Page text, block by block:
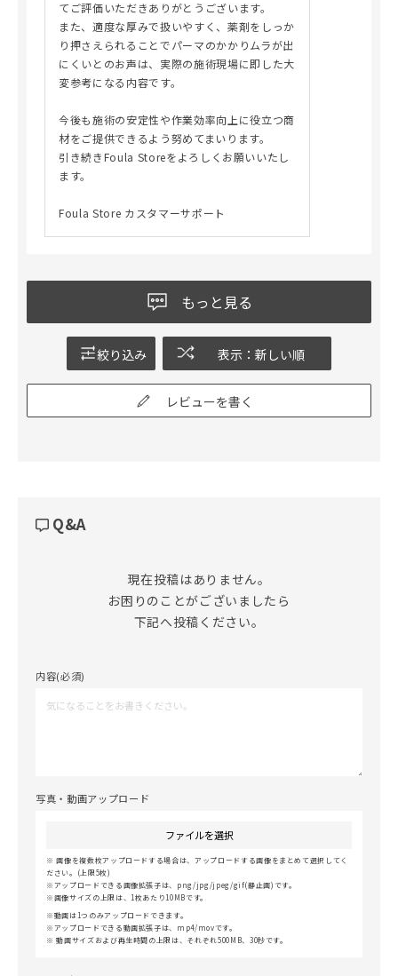
てご評価いただきありがとうございます。
また、適度な厚みで扱いやすく、薬剤をしっか
り押さえられることでパーマのかかりムラが出
にくいとのお声は、実際の施術現場に即した大
変参考になる内容です。
今後も施術の安定性や作業効率向上に役立つ商
材をご提供できるよう努めてまいります。
引き続きFoula Storeをよろしくお願いいたし
ます。
Foula Store カスタマーサポート
もっと見る
絞り込み 表示：新しい順
レビューを書く
Q&A
現在投稿はありません。
お困りのことがございましたら
下記へ投稿ください。
内容(必須)
写真・動画アップロード
ファイルを選択
画像を複数枚アップロードする場合は、アップロードする画像をまとめて選択してく
ださい。(上限5枚)
アップロードできる画像拡張子は、png/jpg/jpeg/gif(静止画)です。
画像サイズの上限は、1枚あたり10MBです。
動画は1つのみアップロードできます。
アップロードできる動画拡張子は、mp4/movです。
動画サイズおよび再生時間の上限は、それぞれ500MB、30秒です。